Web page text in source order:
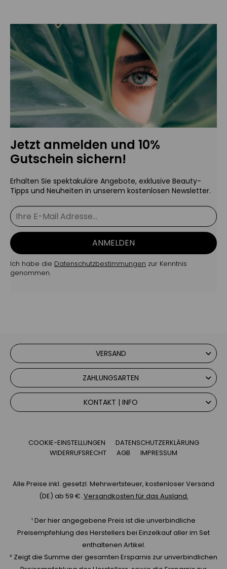
Jetzt anmelden und 10%
Gutschein sichern!
Erhalten Sie spektakuläre Angebote, exklusive Beauty-
Tipps und Neuheiten in unserem kostenlosen Newsletter.
ANMELDEN
Ich habe die Datenschutzbestimmungen zur Kenntnis
genommen.
VERSAND
ZAHLUNGSARTEN
KONTAKT | INFO
COOKIE-EINSTELLUNGEN
DATENSCHUTZERKLÄRUNG
WIDERRUFSRECHT
AGB IMPRESSUM
Alle Preise inkl. gesetzl. Mehrwertsteuer, kostenloser Versand
(DE) ab 59 €. Versandkosten für das Ausland.
¹ Der hier angegebene Preis ist die unverbindliche
Preisempfehlung des Herstellers bei Einzelkauf aller im Set
enthaltenen Artikel.
² Zeigt die Summe der gesamten Ersparnis zur unverbindlichen